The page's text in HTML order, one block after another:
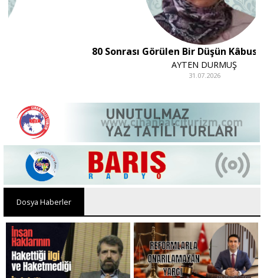
80 Sonrası Görülen Bir Düşün Kâbusa Dönüşmesi
Dosya Haberler